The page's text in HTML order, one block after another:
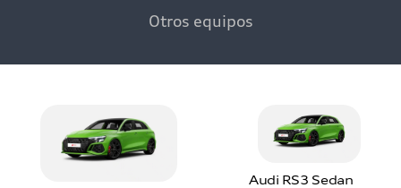
Otros equipos
Audi RS3 Sedan